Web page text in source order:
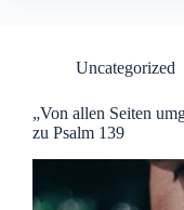
Uncategorized
„Von allen Seiten
zu Psalm 139